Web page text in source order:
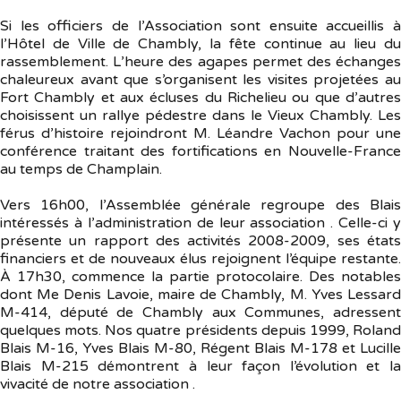
Si les officiers de l’Association sont ensuite accueillis à
l’Hôtel de Ville de Chambly, la fête continue au lieu du
rassemblement. L’heure des agapes permet des échanges
chaleureux avant que s’organisent les visites projetées au
Fort Chambly et aux écluses du Richelieu ou que d’autres
choisissent un rallye pédestre dans le Vieux Chambly. Les
férus d’histoire rejoindront M. Léandre Vachon pour une
conférence traitant des fortifications en Nouvelle-France
au temps de Champlain.
Vers 16h00, l’Assemblée générale regroupe des Blais
intéressés à l’administration de leur association . Celle-ci y
présente un rapport des activités 2008-2009, ses états
financiers et de nouveaux élus rejoignent l’équipe restante.
À 17h30, commence la partie protocolaire. Des notables
dont Me Denis Lavoie, maire de Chambly, M. Yves Lessard
M-414, député de Chambly aux Communes, adressent
quelques mots. Nos quatre présidents depuis 1999, Roland
Blais M-16, Yves Blais M-80, Régent Blais M-178 et Lucille
Blais M-215 démontrent à leur façon l’évolution et la
vivacité de notre association .